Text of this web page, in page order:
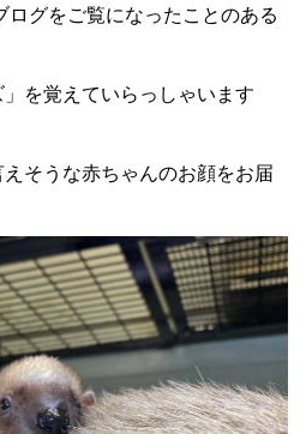
ログをご覧になったことのある
を覚えていらっしゃいます
そうな赤ちゃんのお顔をお届